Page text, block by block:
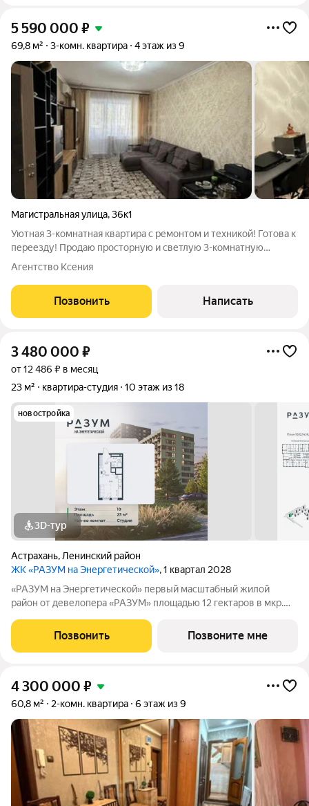
5 590 000 ₽
69,8 м² 3-комн. квартира 4 этаж из 9
Магистральная улица,36к1
Уютная 3-комнатная квартира с ремонтом и техникой! Готова к
переезду! Продаю просторную и светлую 3-комнатную
квартиру общей площадью 70 кв.м. в связи с переездом. Это
готовый дом, в который
Агентство Ксения
Позвонить Написать
3 480 000 ₽
от 12 486 ₽ в месяц
23 м²
квартира-студия 10 этаж из 18
новостройка
3D-тур
Астрахань, Ленинский район
ЖК «РАЗУМ на Энергетической», 1 квартал 2028
«РАЗУМ на Энергетической» первый масштабный жилой
район от девелопера «РАЗУМ» площадью 12 гектаров в мкр.
«город в городе». Это 4 квартала 18 домов от 10 до 18 этажей с
собственными школой,
Позвонить Позвоните мне
4 300 000 ₽
60,8 м² 2-комн. квартира 6 этаж из 9